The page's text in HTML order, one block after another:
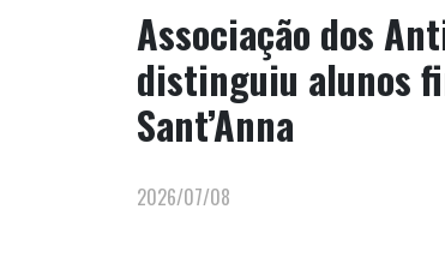
Associação dos
distinguiu alunos
Sant’Anna
2026/07/08